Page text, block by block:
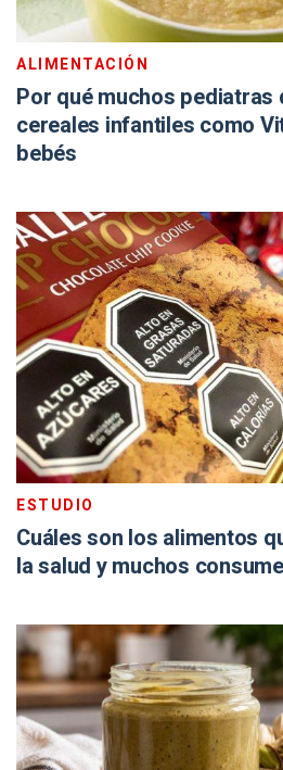
ALIMENTACIÓN
Por qué muchos pediatras
cereales infantiles como
bebés
ESTUDIO
Cuáles son los alimentos
la salud y muchos